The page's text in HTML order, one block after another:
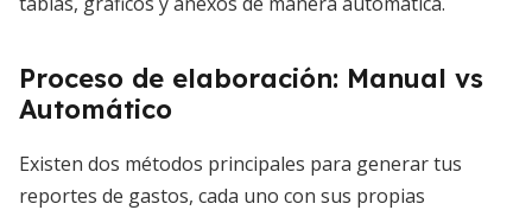
Proceso de elaboración: Manual vs
Automático
Existen dos métodos principales para generar tus
reportes de gastos, cada uno con sus propias